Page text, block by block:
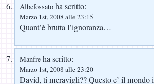
Albefossato ha scritto:
Marzo 1st, 2008 alle 23:15
Quant’è brutta l’ignoranza…
Manfre ha scritto:
Marzo 1st, 2008 alle 23:20
David, ti meravigli?? Questo e’ il